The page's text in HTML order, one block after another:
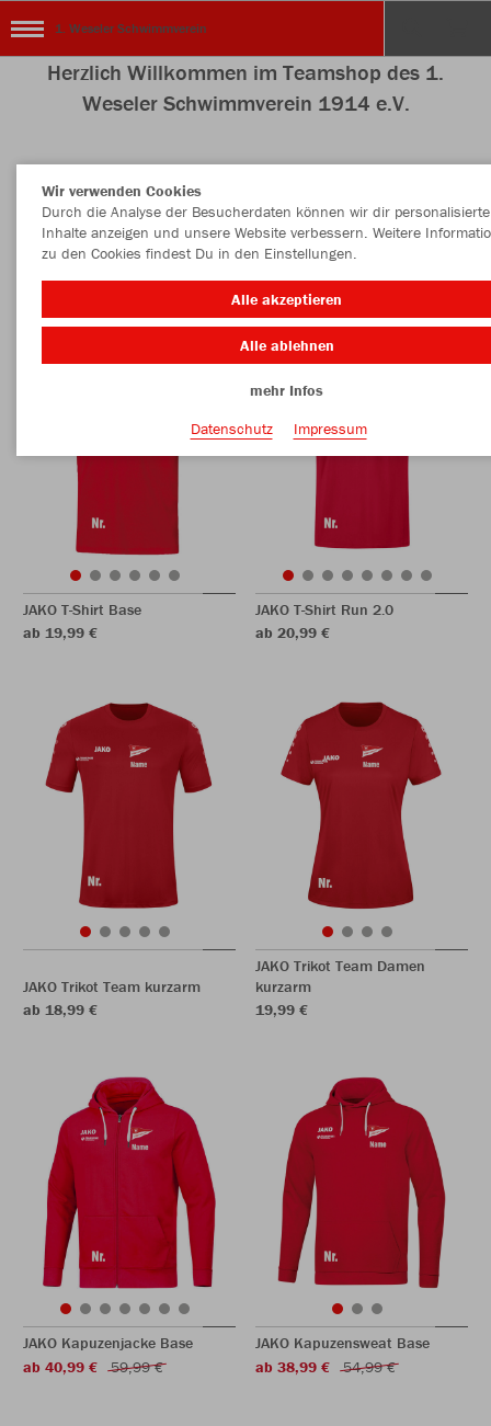
1. Weseler Schwimmverein
Herzlich Willkommen im Teamshop des 1.
Weseler Schwimmverein 1914 e.V.
Nachhaltig Farbe
JAKO T-Shirt Base
ab 19,99 €
JAKO T-Shirt Run 2.0
ab 20,99 €
JAKO Trikot Team kurzarm
ab 18,99 €
JAKO Trikot Team Damen
kurzarm
19,99 €
JAKO Kapuzenjacke Base
ab 40,99 €
59,99 €
JAKO Kapuzensweat Base
ab 38,99 €
54,99 €
Wir verwenden Cookies
Durch die Analyse der Besucherdaten können wir dir personalisierte
Inhalte anzeigen und unsere Website verbessern. Weitere
zu den Cookies findest Du in den Einstellungen.
Alle akzeptieren
Alle ablehnen
mehr Infos
Datenschutz
Impressum